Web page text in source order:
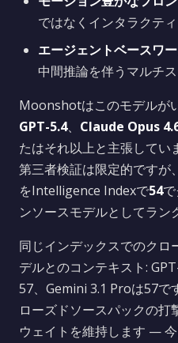
ではなくインタラクテ
エージェントベースワ
中間推論を伴うマルチ
Moonshotはこのモデルが
GPT-5.4、 Claude Opus
たはそれ以上と主張してい
第三者検証は限定的ですが、
をIntelligence Indexで54
ンソースモデルとしてラン
同じインデックスでのクロ
デルとのコンテキスト:
57、Gemini 3.1 Proは57で
ローズドソースパックの
ウェイトを維持します —